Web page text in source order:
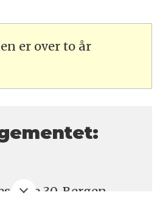
er over to år
gate 30, Bergen